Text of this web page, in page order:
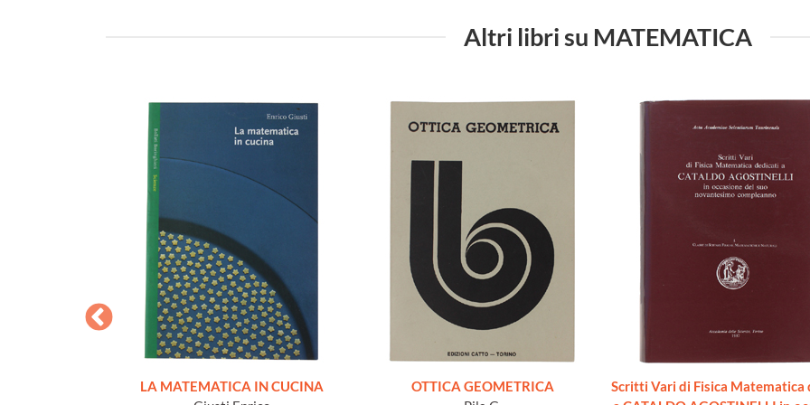
Altri libri su MATEMATICA
LA MATEMATICA IN CUCINA
OTTICA GEOMETRICA
Scritti Vari di Fisica Matematica